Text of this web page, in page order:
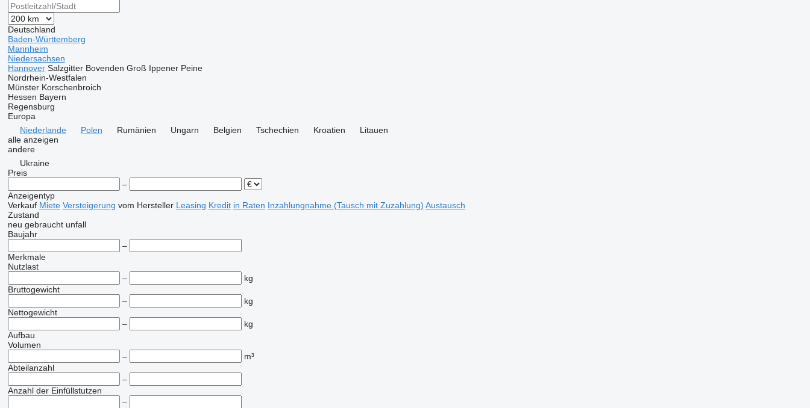
Deutschland
Baden-Württemberg
Mannheim
Niedersachsen
Hannover Salzgitter Bovenden Groß Ippener Peine
Nordrhein-Westfalen
Münster Korschenbroich
Hessen Bayern
Regensburg
Europa
Niederlande
Polen Rumänien Ungarn Belgien Tschechien Kroatien
Litauen
alle anzeigen
andere
Ukraine
Preis
–
Anzeigentyp
Verkauf Miete Versteigerung vom Hersteller Leasing Kredit in Raten Inzahlungnahme (Tausch mit Zuzahlung) Austausch
Zustand
neu gebraucht unfall
Baujahr
–
Merkmale
Nutzlast
–
kg
Bruttogewicht
–
kg
Nettogewicht
–
kg
Aufbau
Volumen
–
m³
Abteilanzahl
–
Anzahl der Einfüllstutzen
–